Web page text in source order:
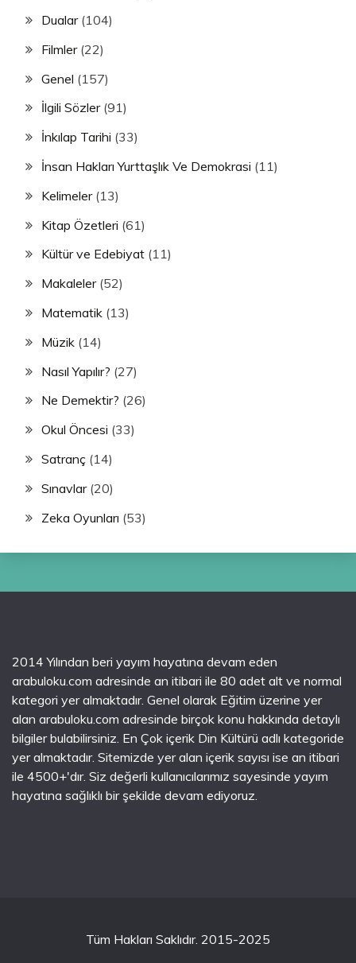
Dualar(104)
Filmler(22)
Genel (157)
İlgili Sözler(91)
İnkılap Tarihi (33)
İnsan Hakları Yurttaşlık Ve Demokrasi (11)
Kelimeler(13)
Kitap Özetleri (61)
Kültür ve Edebiyat (11)
Makaleler(52)
Matematik (13)
Müzik (14)
Nasıl Yapılır? (27)
Ne Demektir? (26)
Okul Öncesi (33)
Satranç (14)
Sınavlar(20)
Zeka Oyunları (53)
2014 Yılından beri yayım hayatına devam eden
arabuloku.com adresinde an itibari ile 80 adet alt ve normal
kategori yer almaktadır. Genel olarak Eğitim üzerine yer
alan arabuloku.com adresinde birçok konu hakkında detaylı
bilgiler bulabilirsiniz. En Çok içerik Din Kültürü adlı kategoride
yer almaktadır. Sitemizde yer alan içerik sayısı ise an itibari
ile 4500+'dır. Siz değerli kullanıcılarımız sayesinde yayım
hayatına sağlıklı bir şekilde devam ediyoruz.
Tüm Hakları Saklıdır. 2015-2025